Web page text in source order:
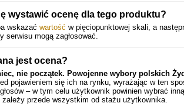
wystawić ocenę dla tego produktu?
wskazać wartość w pięciopunktowej skali, a
serwisu mogą zagłosować.
jest ocena?
nie początek. Powojenne wybory polskich
pojawieniem się ich na rynku, wyrażając w ten
– w tym celu użytkownik powinien wybrać
zależy przede wszystkim od stażu użytkownika.